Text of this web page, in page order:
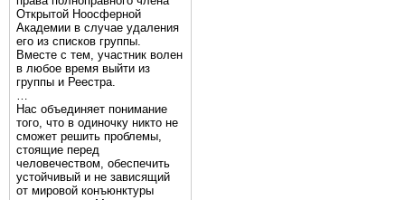
Открытой Ноосферной
Академии в случае удаления
его из списков группы.
Вместе с тем, участник волен
в любое время выйти из
группы и Реестра.
…
Нас объединяет понимание
того, что в одиночку никто не
сможет решить проблемы,
стоящие перед
человечеством, обеспечить
устойчивый и не зависящий
от мировой конъюнктуры